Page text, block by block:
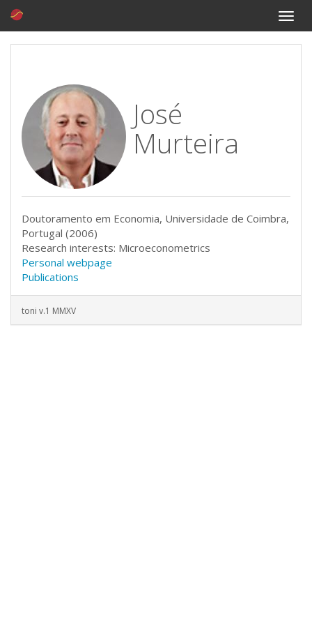
Toggle
José
Murteira
Doutoramento em Economia, Universidade de Coimbra,
Portugal (2006)
Research interests: Microeconometrics
Personal webpage
Publications
toni v.1 MMXV